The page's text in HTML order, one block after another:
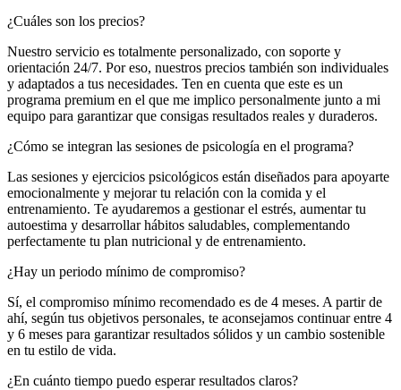
¿Cuáles son los precios?
Nuestro servicio es totalmente personalizado, con soporte y
orientación 24/7. Por eso, nuestros precios también son individuales
y adaptados a tus necesidades. Ten en cuenta que este es un
programa premium en el que me implico personalmente junto a mi
equipo para garantizar que consigas resultados reales y duraderos.
¿Cómo se integran las sesiones de psicología en el programa?
Las sesiones y ejercicios psicológicos están diseñados para apoyarte
emocionalmente y mejorar tu relación con la comida y el
entrenamiento. Te ayudaremos a gestionar el estrés, aumentar tu
autoestima y desarrollar hábitos saludables, complementando
perfectamente tu plan nutricional y de entrenamiento.
¿Hay un periodo mínimo de compromiso?
Sí, el compromiso mínimo recomendado es de 4 meses. A partir de
ahí, según tus objetivos personales, te aconsejamos continuar entre 4
y 6 meses para garantizar resultados sólidos y un cambio sostenible
en tu estilo de vida.
¿En cuánto tiempo puedo esperar resultados claros?